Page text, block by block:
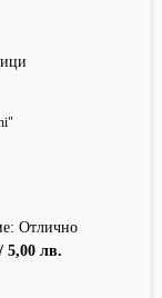
"
Отлично
5,00 лв.